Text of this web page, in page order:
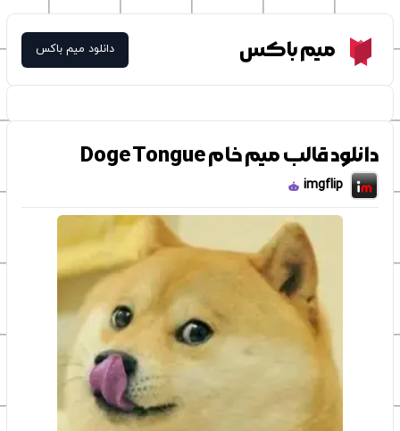
Meme Boxمیم باکس دانلود میم باکس
دانلود قالب میم خام Doge Tongue
imgflip